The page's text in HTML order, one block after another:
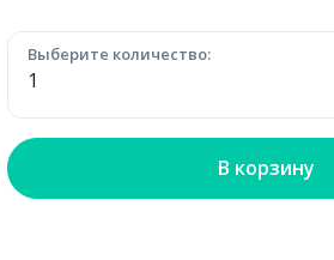
Выберите количество:
В корзину